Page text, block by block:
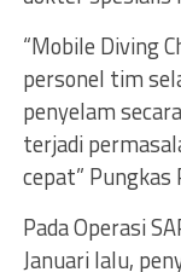
“Mobile Diving
personel tim
penyelam
terjadi
cepat” Pungkas
Pada Operasi
Januari lalu,